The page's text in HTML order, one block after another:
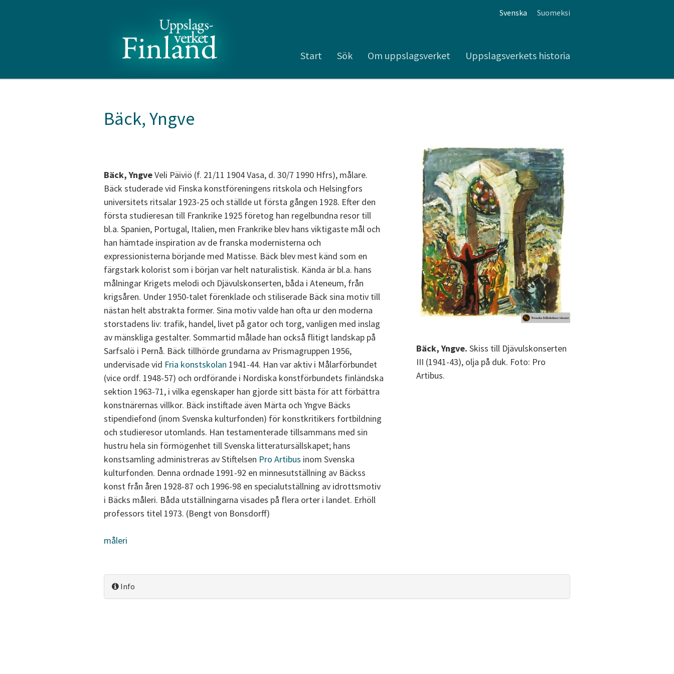
Svenska Suomeksi
Start Sök Om uppslagsverket Uppslagsverkets historia
Bäck, Yngve
Bäck, YngveVeli Päiviö (f. 21/11 1904 Vasa, d. 30/7 1990 Hfrs), målare.
Bäck studerade vid Finska konstföreningens ritskola och Helsingfors
universitets ritsalar 1923-25 och ställde ut första gången 1928. Efter den
första studieresan till Frankrike 1925 företog han regelbundna resor till
bl.a. Spanien, Portugal, Italien, men Frankrike blev hans viktigaste mål och
han hämtade inspiration av de franska modernisterna och
expressionisterna börjande med Matisse. Bäck blev mest känd som en
färgstark kolorist som i början var helt naturalistisk. Kända är bl.a. hans
målningar Krigets melodi och Djävulskonserten, båda i Ateneum, från
krigsåren. Under 1950-talet förenklade och stiliserade Bäck sina motiv till
nästan helt abstrakta former. Sina motiv valde han ofta ur den moderna
storstadens liv: trafik, handel, livet på gator och torg, vanligen med inslag
av mänskliga gestalter. Sommartid målade han också flitigt landskap på
Sarfsalö i Pernå. Bäck tillhörde grundarna av Prismagruppen 1956,
undervisade vid Fria konstskolan 1941-44. Han var aktiv i Målarförbundet
(vice ordf. 1948-57) och ordförande i Nordiska konstförbundets finländska
sektion 1963-71, i vilka egenskaper han gjorde sitt bästa för att förbättra
konstnärernas villkor. Bäck instiftade även Märta och Yngve Bäcks
stipendiefond (inom Svenska kulturfonden) för konstkritikers fortbildning
och studieresor utomlands. Han testamenterade tillsammans med sin
hustru hela sin förmögenhet till Svenska litteratursällskapet; hans
konstsamling administreras av Stiftelsen Pro Artibus inom Svenska
kulturfonden. Denna ordnade 1991-92 en minnesutställning av Bäckss
konst från åren 1928-87 och 1996-98 en specialutställning av idrottsmotiv
i Bäcks måleri. Båda utställningarna visades på flera orter i landet. Erhöll
professors titel 1973. (Bengt von Bonsdorff)
måleri
Bäck, Yngve. Skiss till Djävulskonserten
III (1941-43), olja på duk. Foto: Pro
Artibus.
Info